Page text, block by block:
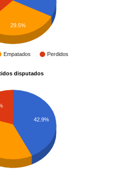
Empatados Perdidos
29.5%
disputados
42.9%